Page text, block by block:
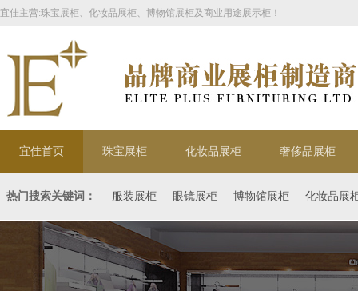
宜佳主营:珠宝展柜、化妆品展柜、博物馆展柜及商业用途展示柜！
宜佳首页 珠宝展柜 化妆品展柜 奢侈品展柜
热门搜索关键词： 服装展柜 眼镜展柜 博物馆展柜 化妆品展